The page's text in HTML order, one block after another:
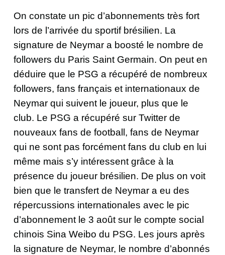
On constate un pic d’abonnements très fort
lors de l’arrivée du sportif brésilien. La
signature de Neymar a boosté le nombre de
followers du Paris Saint Germain. On peut en
déduire que le PSG a récupéré de nombreux
followers, fans français et internationaux de
Neymar qui suivent le joueur, plus que le
club. Le PSG a récupéré sur Twitter de
nouveaux fans de football, fans de Neymar
qui ne sont pas forcément fans du club en lui
même mais s’y intéressent grâce à la
présence du joueur brésilien. De plus on voit
bien que le transfert de Neymar a eu des
répercussions internationales avec le pic
d’abonnement le 3 août sur le compte social
chinois Sina Weibo du PSG. Les jours après
la signature de Neymar, le nombre d’abonnés